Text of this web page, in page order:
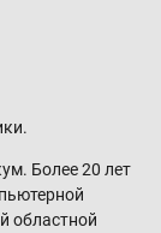
Более 20 лет
областной